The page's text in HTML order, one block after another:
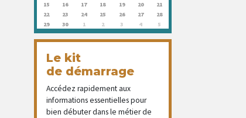
15
16 17 18 19 20
21
22
23 24 25 26 27
28
29
30 1 2 3 4 5
Le kit
de démarrage
Accédez rapidement aux
informations essentielles pour
bien débuter dans le métier de